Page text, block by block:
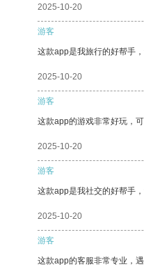
2025-10-20
游客
这款app是我旅行的好帮手
2025-10-20
游客
这款app的游戏非常好玩，可
2025-10-20
游客
这款app是我社交的好帮手
2025-10-20
游客
这款app的客服非常专业，